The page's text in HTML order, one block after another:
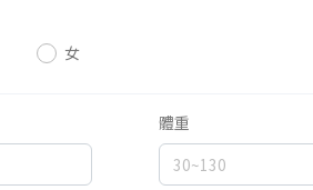
女
體重